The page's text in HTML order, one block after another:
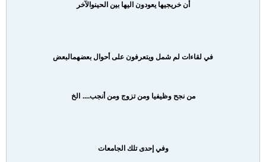
أن خريجيها يعودون اليها بين الحينوالآخر
في لقاءات لم شمل ويتعرفون على أحوال بعضهمالبعض
من نجح وظيفيا ومن تزوج ومن أنجب.... الخ
وفي إحدى تلك الجامعات